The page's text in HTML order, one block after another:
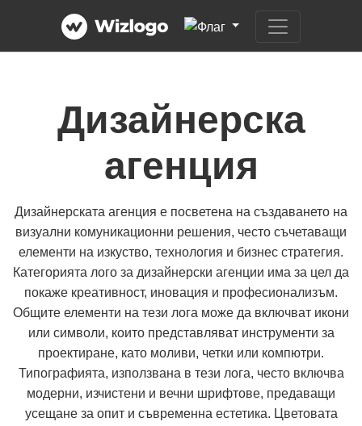
Дизайнерска
агенция
Дизайнерската агенция е посветена на създаването на
визуални комуникационни решения, често съчетаващи
елементи на изкуство, технология и бизнес стратегия.
Категорията лого за дизайнерски агенции има за цел да
покаже креативност, иновация и професионализъм.
Общите елементи на тези лога може да включват икони
или символи, които представляват инструменти за
проектиране, като моливи, четки или компютри.
Типографията, използвана в тези лога, често включва
модерни, изчистени и вечни шрифтове, предаващи
усещане за опит и съвременна естетика. Цветовата